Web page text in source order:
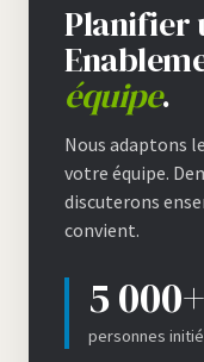
Planifier
équipe.
Nous adaptons
votre équipe.
discuterons
convient.
5 000+
personnes